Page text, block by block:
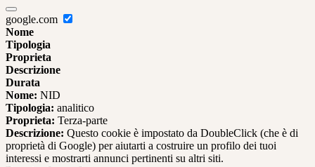
google.com
Nome
Tipologia
Proprieta
Descrizione
Durata
Nome: NID
Tipologia: analitico
Proprieta: Terza-parte
Descrizione: Questo cookie è impostato da DoubleClick (che è di
proprietà di Google) per aiutarti a costruire un profilo dei tuoi
interessi e mostrarti annunci pertinenti su altri siti.